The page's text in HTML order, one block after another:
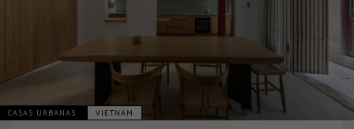
CASAS URBANAS VIETNAM